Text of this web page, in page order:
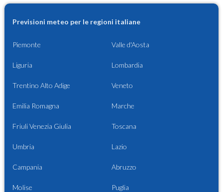
Previsioni meteo per le regioni italiane
Piemonte Valle d'Aosta
Liguria Lombardia
Trentino Alto Adige Veneto
Emilia Romagna Marche
Friuli Venezia Giulia Toscana
Umbria Lazio
Campania Abruzzo
Molise Puglia